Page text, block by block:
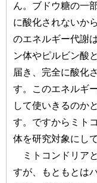
ん。ブドウ糖の一
に酸化されないか
のエネルギー代謝
ン体やピルビン酸
届き、完全に酸化
す。このエネルギ
して使いきるのか
す。ですからミト
体を研究対象にし
ミトコンドリア
すが、もともとは